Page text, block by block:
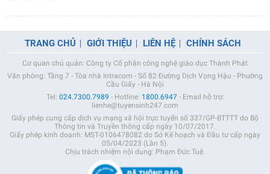
TRANG CHỦ GIỚI THIỆU LIÊN HỆ CHÍNH SÁCH
Cơ quan chủ quản: Công ty Cổ phần công nghệ giáo dục Thành Phát
Văn phòng: Tầng 7 - Tòa nhà Intracom - Số 82 Đường Dịch Vọng Hậu - Phường
Cầu Giấy - Hà Nội
Tel: 024.7300.7989 - Hotline: 1800.6947- Email hỗ trợ:
lienhe@tuyensinh247.com
Giấy phép cung cấp dịch vụ mạng xã hội trực tuyến số 337/GP-BTTTT do Bộ
Thông tin và Truyền thông cấp ngày 10/07/2017.
Giấy phép kinh doanh: MST-0106478082 do Sở Kế hoạch và Đầu tư cấp ngày
05/04/2023 (Lần 5).
Chịu trách nhiệm nội dung: Phạm Đức Tuệ.